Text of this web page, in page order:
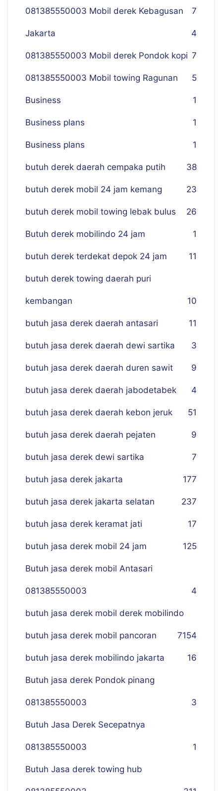
7
081385550003 Mobil derek Kebagusan
Jakarta 4
081385550003 Mobil derek Pondok kopi 7
081385550003 Mobil towing Ragunan 5
Business 1
Business plans 1
Business plans 1
butuh derek daerah cempaka putih 38
butuh derek mobil 24 jam kemang 23
butuh derek mobil towing lebak bulus 26
Butuh derek mobilindo 24 jam 1
butuh derek terdekat depok 24 jam 11
butuh derek towing daerah puri
kembangan 10
butuh jasa derek daerah antasari 11
butuh jasa derek daerah dewi sartika 3
butuh jasa derek daerah duren sawit 9
butuh jasa derek daerah jabodetabek 4
butuh jasa derek daerah kebon jeruk 51
butuh jasa derek daerah pejaten 9
butuh jasa derek dewi sartika 7
butuh jasa derek jakarta 177
butuh jasa derek jakarta selatan 237
butuh jasa derek keramat jati 17
butuh jasa derek mobil 24 jam 125
Butuh jasa derek mobil Antasari
081385550003 4
butuh jasa derek mobil derek mobilindo
154
butuh jasa derek mobil pancoran 7
butuh jasa derek mobilindo jakarta 16
Butuh jasa derek Pondok pinang
081385550003 3
Butuh Jasa Derek Secepatnya
081385550003 1
Butuh Jasa derek towing hub